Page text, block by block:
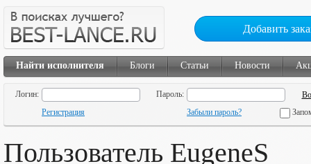
Добавить
Найти исполнителя Блоги Статьи Новости
Логин:
Пароль:
Регистрация
Забыли пароль?
Пользователь EugeneS